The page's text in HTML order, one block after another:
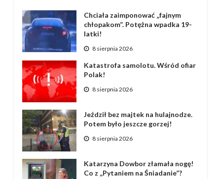
Chciała zaimponować „fajnym
chłopakom”. Potężna wpadka 19-
latki!
8 sierpnia 2026
Katastrofa samolotu. Wśród ofiar
Polak!
8 sierpnia 2026
Jeździł bez majtek na hulajnodze.
Potem było jeszcze gorzej!
8 sierpnia 2026
Katarzyna Dowbor złamała nogę!
Co z „Pytaniem na Śniadanie”?